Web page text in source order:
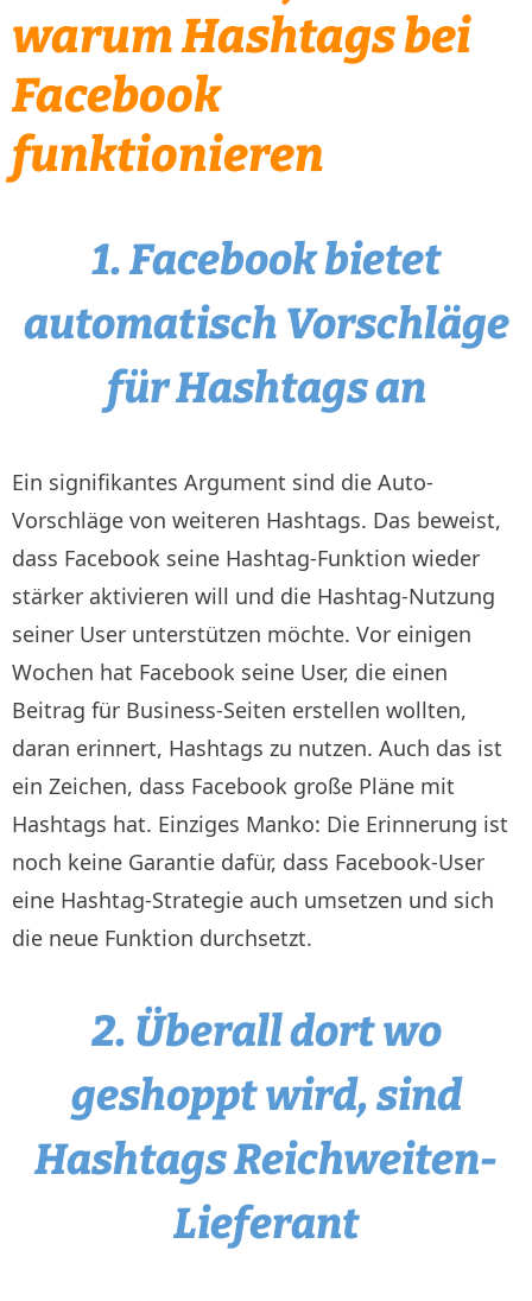
warum Hashtags bei
Facebook
funktionieren
1. Facebook bietet
automatisch Vorschläge
für Hashtags an
Ein signifikantes Argument sind die Auto-
Vorschläge von weiteren Hashtags. Das beweist,
dass Facebook seine Hashtag-Funktion wieder
stärker aktivieren will und die Hashtag-Nutzung
seiner User unterstützen möchte. Vor einigen
Wochen hat Facebook seine User, die einen
Beitrag für Business-Seiten erstellen wollten,
daran erinnert, Hashtags zu nutzen. Auch das ist
ein Zeichen, dass Facebook große Pläne mit
Hashtags hat. Einziges Manko: Die Erinnerung ist
noch keine Garantie dafür, dass Facebook-User
eine Hashtag-Strategie auch umsetzen und sich
die neue Funktion durchsetzt.
2. Überall dort wo
geshoppt wird, sind
Hashtags Reichweiten-
Lieferant